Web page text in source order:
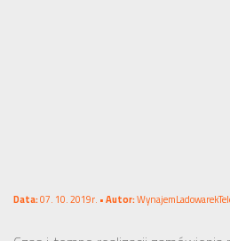
Data:07. 10. 2019r. •Autor: